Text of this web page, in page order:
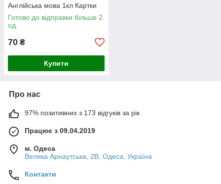
Англійська мова 1кл Картки
Готово до відправки більше 2
од.
70 ₴
Купити
Про нас
97% позитивних з 173 відгуків за рік
Працює з 09.04.2019
м. Одеса
Велика Арнаутська, 2В, Одеса, Україна
Контакти